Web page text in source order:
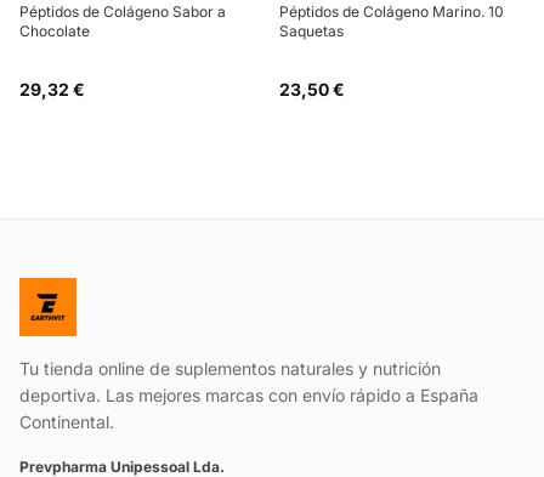
Péptidos de Colágeno Sabor a
Chocolate
29,32 €
Péptidos de Colágeno Marino. 10
Saquetas
23,50 €
Tu tienda online de suplementos naturales y nutrición
deportiva. Las mejores marcas con envío rápido a España
Continental.
Prevpharma Unipessoal Lda.